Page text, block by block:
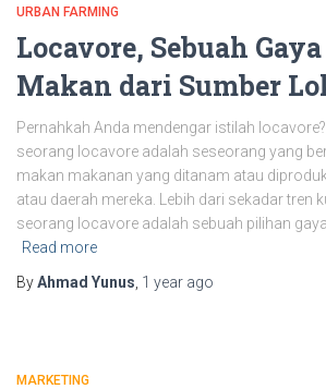
URBAN FARMING
Locavore, Sebuah
Makan dari Sumber
Pernahkah Anda mendengar istilah
seorang locavore adalah seseorang yang
makan makanan yang ditanam atau
atau daerah mereka. Lebih dari sekadar tren
seorang locavore adalah sebuah pilihan
Read more
ByAhmad Yunus 1 year ago
MARKETING